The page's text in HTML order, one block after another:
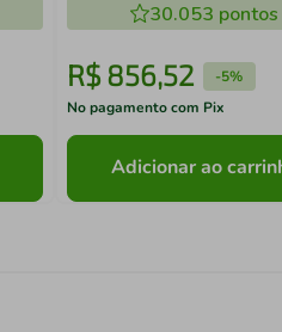
30.053 pontos
R$ 856,52 -5%
No pagamento com Pix
Adicionar ao